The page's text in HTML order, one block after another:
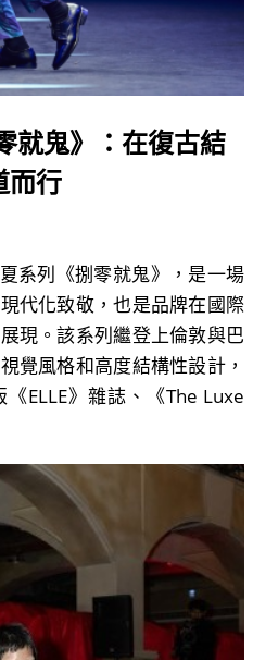
就鬼》：在復古結
而行
系列《捌零就鬼》，是一場
代化致敬，也是品牌在國際
現。該系列繼登上倫敦與巴
覺風格和高度結構性設計，
ELLE》雜誌、《The Luxe